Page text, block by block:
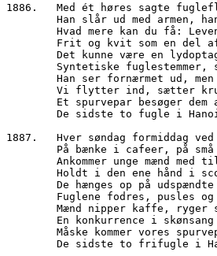
1886.   Med ét høres sagte
Han slår ud med armen,
Hvad mere kan du få:
Frit og kvit som en
Det kunne være en
Syntetiske
Han ser fornærmet ud,
Vi flytter ind,
Et spurvepar besøger
De sidste to fugle i
1887.	Hver søndag formiddag
På bænke i cafeer, på
Ankommer unge mænd med
Holdt i den ene hånd i
De hænges op på
Fuglene fodres, pusles
Mænd nipper kaffe,
En konkurrence i
Måske kommer vores
De sidste to frifugle i